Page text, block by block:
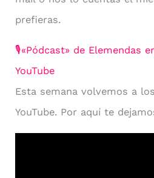
prefieras.
🎙«Pódcast» de Elemendas
YouTube
Esta semana volvemos a
YouTube. Por aquí te